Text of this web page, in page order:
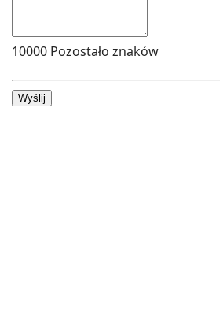
10000 Pozostało znaków
Wyślij